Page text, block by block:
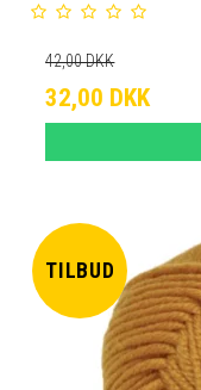
42,00 DKK
32,00 DKK
TILBUD